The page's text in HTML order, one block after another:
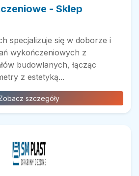
- Sklep
specjalizuje się w doborze i
wykończeniowych z
budowlanych, łącząc
z estetyką...
szczegóły